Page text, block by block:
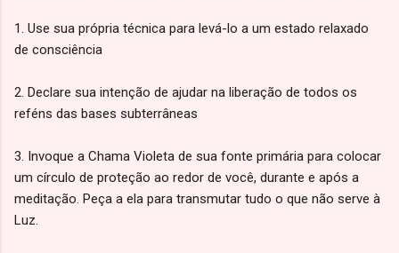
1. Use sua própria técnica para levá-lo a um estado relaxado
de consciência
2. Declare sua intenção de ajudar na liberação de todos os
reféns das bases subterrâneas
3. Invoque a Chama Violeta de sua fonte primária para colocar
um círculo de proteção ao redor de você, durante e após a
meditação. Peça a ela para transmutar tudo o que não serve à
Luz.